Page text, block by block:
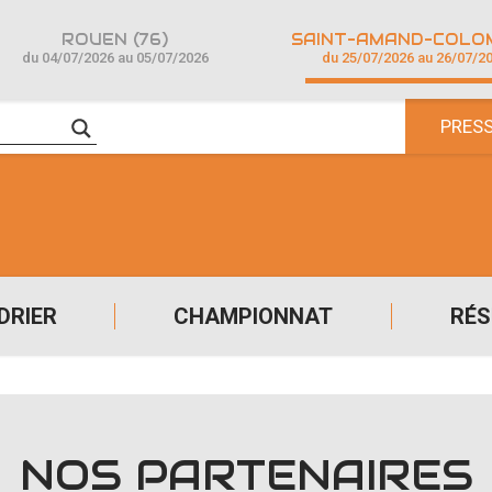
CHAMPIONNAT
ROUEN (76)
du 04/07/2026 au 05/07/2026 du 25/07/2026 au 26/07/
NOS PARTENAIRES